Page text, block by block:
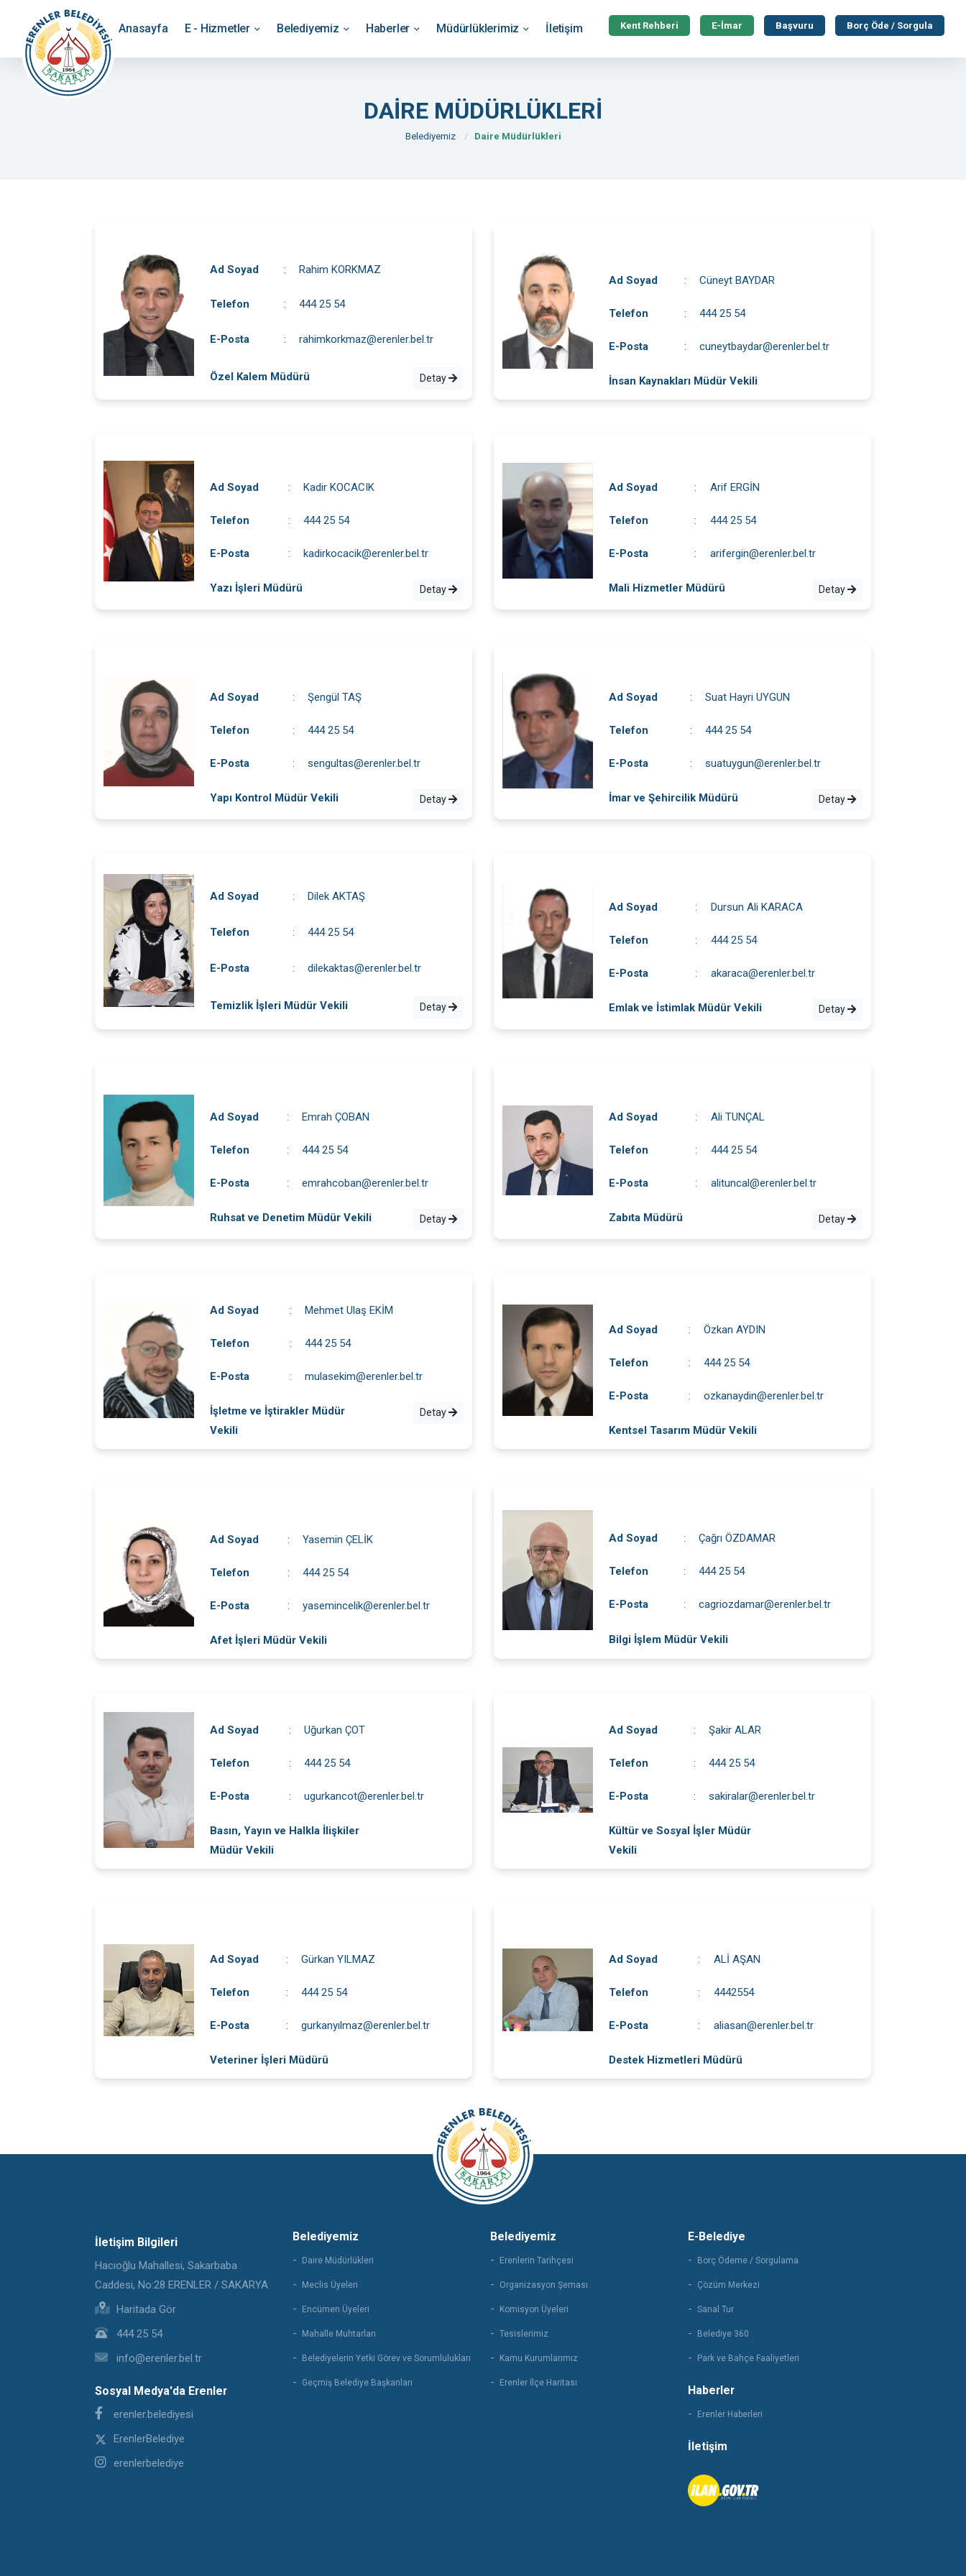
Anasayfa E - Hizmetler Belediyemiz Haberler Müdürlüklerimiz İletişim Kent Rehberi E-İmar Başvuru Borç Öde / Sorgula
DAİRE MÜDÜRLÜKLERİ
Belediyemiz Daire Müdürlükleri
Ad Soyad : Rahim KORKMAZ
Telefon : 444 25 54
E-Posta : rahimkorkmaz@erenler.bel.tr
Özel Kalem Müdürü Detay
Ad Soyad : Cüneyt BAYDAR
Telefon : 444 25 54
E-Posta : cuneytbaydar@erenler.bel.tr
İnsan Kaynakları Müdür Vekili
Ad Soyad : Kadir KOCACIK
Telefon : 444 25 54
E-Posta : kadirkocacik@erenler.bel.tr
Yazı İşleri Müdürü Detay
Ad Soyad : Arif ERGİN
Telefon : 444 25 54
E-Posta : arifergin@erenler.bel.tr
Mali Hizmetler Müdürü Detay
Ad Soyad : Şengül TAŞ
Telefon : 444 25 54
E-Posta : sengultas@erenler.bel.tr
Yapı Kontrol Müdür Vekili Detay
Ad Soyad : Suat Hayri UYGUN
Telefon : 444 25 54
E-Posta : suatuygun@erenler.bel.tr
İmar ve Şehircilik Müdürü Detay
Ad Soyad : Dilek AKTAŞ
Telefon : 444 25 54
E-Posta : dilekaktas@erenler.bel.tr
Temizlik İşleri Müdür Vekili Detay
Ad Soyad : Dursun Ali KARACA
Telefon : 444 25 54
E-Posta : akaraca@erenler.bel.tr
Emlak ve İstimlak Müdür Vekili Detay
Ad Soyad : Emrah ÇOBAN
Telefon : 444 25 54
E-Posta : emrahcoban@erenler.bel.tr
Ruhsat ve Denetim Müdür Vekili Detay
Ad Soyad : Ali TUNÇAL
Telefon : 444 25 54
E-Posta : alituncal@erenler.bel.tr
Zabıta Müdürü Detay
Ad Soyad : Mehmet Ulaş EKİM
Telefon : 444 25 54
E-Posta : mulasekim@erenler.bel.tr
İşletme ve İştirakler Müdür
Vekili
Detay
Ad Soyad : Özkan AYDIN
Telefon : 444 25 54
E-Posta : ozkanaydin@erenler.bel.tr
Kentsel Tasarım Müdür Vekili
Ad Soyad : Yasemin ÇELİK
Telefon : 444 25 54
E-Posta : yasemincelik@erenler.bel.tr
Afet İşleri Müdür Vekili
Ad Soyad : Çağrı ÖZDAMAR
Telefon : 444 25 54
E-Posta : cagriozdamar@erenler.bel.tr
Bilgi İşlem Müdür Vekili
Ad Soyad : Uğurkan ÇOT
Telefon : 444 25 54
E-Posta : ugurkancot@erenler.bel.tr
Basın, Yayın ve Halkla İlişkiler
Müdür Vekili
Ad Soyad : Şakir ALAR
Telefon : 444 25 54
E-Posta : sakiralar@erenler.bel.tr
Kültür ve Sosyal İşler Müdür
Vekili
Ad Soyad : Gürkan YILMAZ
Telefon : 444 25 54
E-Posta : gurkanyılmaz@erenler.bel.tr
Veteriner İşleri Müdürü
Ad Soyad : ALİ AŞAN
Telefon : 4442554
E-Posta : aliasan@erenler.bel.tr
Destek Hizmetleri Müdürü
İletişim Bilgileri
Hacıoğlu Mahallesi, Sakarbaba
Caddesi, No:28 ERENLER / SAKARYA
Haritada Gör
444 25 54
info@erenler.bel.tr
Sosyal Medya'da Erenler
erenler.belediyesi
ErenlerBelediye
erenlerbelediye
Belediyemiz
Daire Müdürlükleri
Meclis Üyeleri
Encümen Üyeleri
Mahalle Muhtarları
Belediyelerin Yetki Görev ve Sorumlulukları
Geçmiş Belediye Başkanları
Belediyemiz
Erenlerin Tarihçesi
Organizasyon Şeması
Komisyon Üyeleri
Tesislerimiz
Kamu Kurumlarımız
Erenler İlçe Haritası
E-Belediye
Borç Ödeme / Sorgulama
Çözüm Merkezi
Sanal Tur
Belediye 360
Park ve Bahçe Faaliyetleri
Haberler
Erenler Haberleri
İletişim